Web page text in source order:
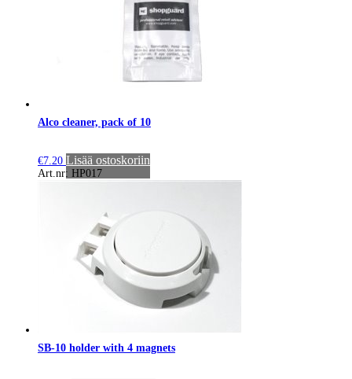
Alco cleaner, pack of 10
€7.20 Lisää ostoskoriin
Art.nr: HP017
SB-10 holder with 4 magnets